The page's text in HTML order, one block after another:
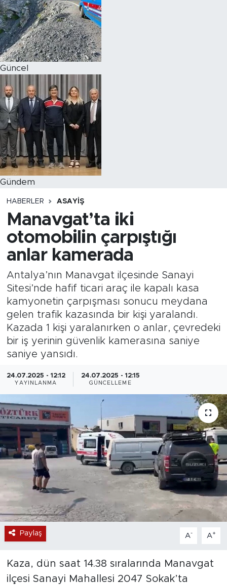
Güncel
Gündem
HABERLER ASAYIŞ
Manavgat’ta iki
otomobilin çarpıştığı
anlar kamerada
Antalya’nın Manavgat ilçesinde Sanayi
Sitesi’nde hafif ticari araç ile kapalı kasa
kamyonetin çarpışması sonucu meydana
gelen trafik kazasında bir kişi yaralandı.
Kazada 1 kişi yaralanırken o anlar, çevredeki
bir iş yerinin güvenlik kamerasına saniye
saniye yansıdı.
24.07.2025 - 12:12
YAYINLANMA
24.07.2025 - 12:15
GÜNCELLEME
Paylaş A- A+
Kaza, dün saat 14.38 sıralarında Manavgat
ilçesi Sanayi Mahallesi 2047 Sokak’ta
Magazin
Özel Haber
Politika
Resmi İlanlar
Sağlık
Spor
Turizm